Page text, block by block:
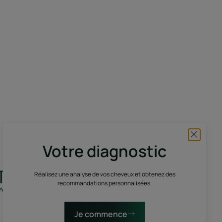
Votre diagnostic
Réalisez une analyse de vos cheveux et obtenez des
recommandations personnalisées.
Je commence